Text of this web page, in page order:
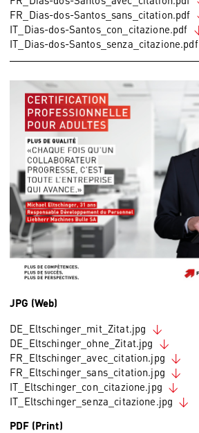
FR_Dias-dos-Santos_sans_citation.pdf
IT_Dias-dos-Santos_con_citazione.pdf
IT_Dias-dos-Santos_senza_citazione.pdf
JPG (Web)
DE_Eltschinger_mit_Zitat.jpg
DE_Eltschinger_ohne_Zitat.jpg
FR_Eltschinger_avec_citation.jpg
FR_Eltschinger_sans_citation.jpg
IT_Eltschinger_con_citazione.jpg
IT_Eltschinger_senza_citazione.jpg
PDF (Print)